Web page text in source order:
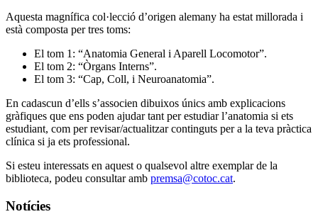
Aquesta magnífica col·lecció d’origen alemany ha estat millorada i
està composta per tres toms:
El tom 1: “Anatomia General i Aparell Locomotor”.
El tom 2: “Òrgans Interns”.
El tom 3: “Cap, Coll, i Neuroanatomia”.
En cadascun d’ells s’associen dibuixos únics amb explicacions
gràfiques que ens poden ajudar tant per estudiar l’anatomia si ets
estudiant, com per revisar/actualitzar continguts per a la teva pràctica
clínica si ja ets professional.
Si esteu interessats en aquest o qualsevol altre exemplar de la
biblioteca, podeu consultar amb premsa@cotoc.cat.
Notícies